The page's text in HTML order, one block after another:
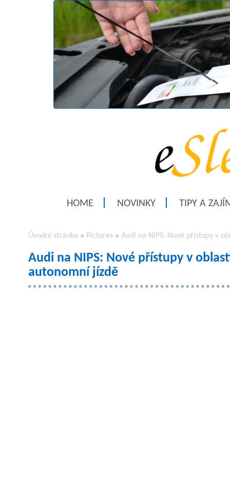
HOME NOVINKY TIPY A
Úvodní stránka » Pictures » Audi na NIPS: Nové přístupy v
Audi na NIPS: Nové přístupy v
autonomní jízdě